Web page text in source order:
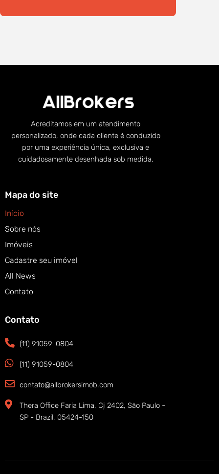
Acreditamos em um atendimento
personalizado, onde cada cliente é conduzido
por uma experiência única, exclusiva e
cuidadosamente desenhada sob medida.
Mapa do site
Início
Sobre nós
Imóveis
Cadastre seu imóvel
All News
Contato
Contato
(11) 91059-0804
(11) 91059-0804
contato@allbrokersimob.com
Thera Office Faria Lima, Cj 2402, São Paulo -
SP - Brazil, 05424-150